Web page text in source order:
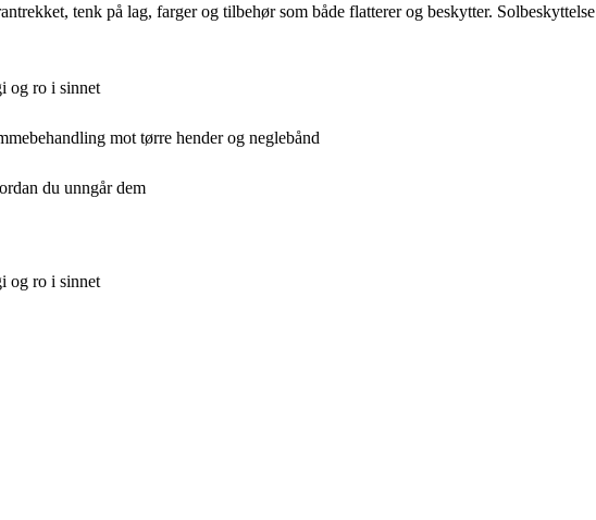
tenk på lag, farger og tilbehør som både flatterer og beskytter.
og ro i sinnet
mot tørre hender og neglebånd
du unngår dem
og ro i sinnet